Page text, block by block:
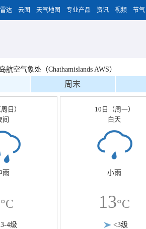
雷达 云图 天气地图 专业产品 资讯 视频 节气
空气象处（Chathamislands AWS）
周末
日）
间
雨
°C
3-4级
10日（周一）
白天
小雨
13°C
<3级